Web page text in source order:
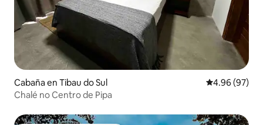
Cabaña en Tibau do Sul Calificación
4.96 (97)
Chalé no Centro de Pipa